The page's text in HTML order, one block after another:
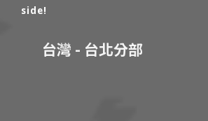
side!
台灣 - 台北分部